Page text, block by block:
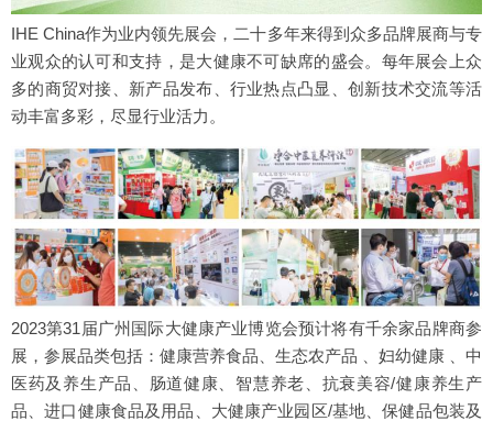
IHE China作为业内领先展会，二十多年来得到众多品牌展商与专
业观众的认可和支持，是大健康不可缺席的盛会。每年展会上众
多的商贸对接、新产品发布、行业热点凸显、创新技术交流等活
动丰富多彩，尽显行业活力。
2023第31届广州国际大健康产业博览会预计将有千余家品牌商参
展，参展品类包括：健康营养食品、生态农产品 、妇幼健康 、中
医药及养生产品、肠道健康、智慧养老、抗衰美容/健康养生产
品、进口健康食品及用品、大健康产业园区/基地、保健品包装及